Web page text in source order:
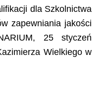
dla Szkolnictwa
zapewniania jakości
25 styczeń
Wielkiego w